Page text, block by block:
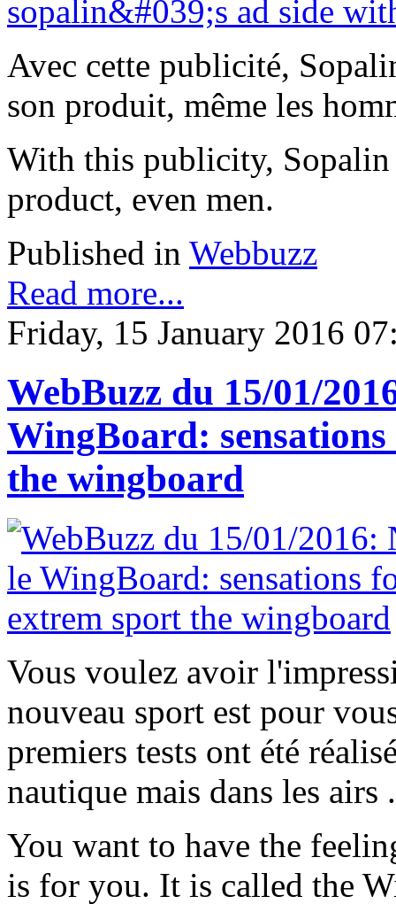
Avec cette publicité,
son produit, même les
With this publicity, Sopalin
product, even men.
Published in Webbuzz
Read more...
Friday, 15 January 2016
WebBuzz du 15/01/
WingBoard:
the wingboard
Vous voulez avoir
nouveau sport est pour
premiers tests ont été
nautique mais dans les airs
You want to have the
is for you. It is called the